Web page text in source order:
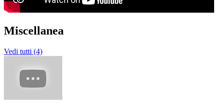
Miscellanea
Vedi tutti (4)